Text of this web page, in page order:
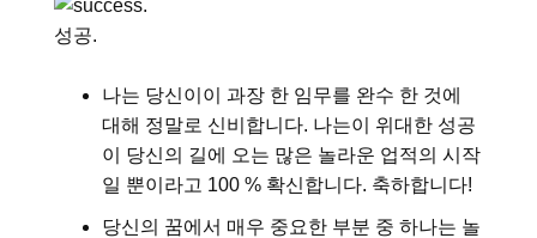
성공.
나는 당신이이 과장 한 임무를 완수 한 것에
대해 정말로 신비합니다. 나는이 위대한 성공
이 당신의 길에 오는 많은 놀라운 업적의 시작
일 뿐이라고 100 % 확신합니다. 축하합니다!
당신의 꿈에서 매우 중요한 부분 중 하나는 놀